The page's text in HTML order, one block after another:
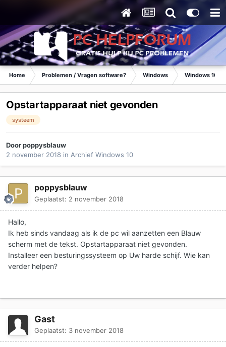
Home Problemen / Vragen software? Windows Windows 10
Opstartapparaat niet gevonden
systeem
Doorpoppysblauw
2 november 2018 in Archief Windows 10
poppysblauw
Geplaatst: 2 november 2018
Hallo,
Ik heb sinds vandaag als ik de pc wil aanzetten een Blauw
scherm met de tekst. Opstartapparaat niet gevonden.
Installeer een besturingssysteem op Uw harde schijf. Wie kan
verder helpen?
Gast
Geplaatst: 3 november 2018